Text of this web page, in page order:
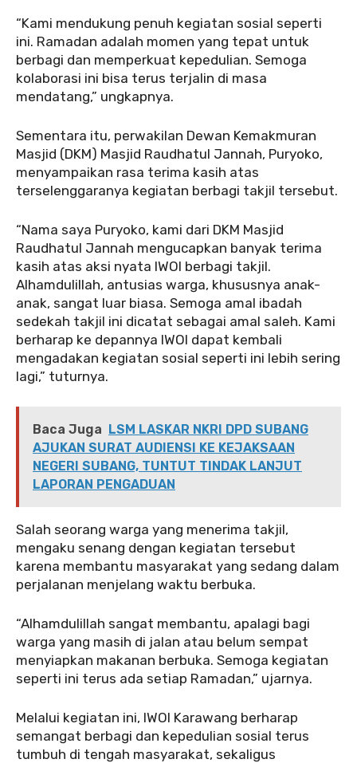
‎“Kami mendukung penuh kegiatan sosial seperti
ini. Ramadan adalah momen yang tepat untuk
berbagi dan memperkuat kepedulian. Semoga
kolaborasi ini bisa terus terjalin di masa
mendatang,” ungkapnya.
‎‎Sementara itu, perwakilan Dewan Kemakmuran
Masjid (DKM) Masjid Raudhatul Jannah, Puryoko,
menyampaikan rasa terima kasih atas
terselenggaranya kegiatan berbagi takjil tersebut.
‎‎“Nama saya Puryoko, kami dari DKM Masjid
Raudhatul Jannah mengucapkan banyak terima
kasih atas aksi nyata IWOI berbagi takjil.
Alhamdulillah, antusias warga, khususnya anak-
anak, sangat luar biasa. Semoga amal ibadah
sedekah takjil ini dicatat sebagai amal saleh. Kami
berharap ke depannya IWOI dapat kembali
mengadakan kegiatan sosial seperti ini lebih sering
lagi,” tuturnya.
Baca Juga LSM LASKAR NKRI DPD SUBANG
AJUKAN SURAT AUDIENSI KE KEJAKSAAN
NEGERI SUBANG, TUNTUT TINDAK LANJUT
LAPORAN PENGADUAN
‎‎Salah seorang warga yang menerima takjil,
mengaku senang dengan kegiatan tersebut
karena membantu masyarakat yang sedang dalam
perjalanan menjelang waktu berbuka.
‎‎“Alhamdulillah sangat membantu, apalagi bagi
warga yang masih di jalan atau belum sempat
menyiapkan makanan berbuka. Semoga kegiatan
seperti ini terus ada setiap Ramadan,” ujarnya.
‎Melalui kegiatan ini, IWOI Karawang berharap
semangat berbagi dan kepedulian sosial terus
tumbuh di tengah masyarakat, sekaligus